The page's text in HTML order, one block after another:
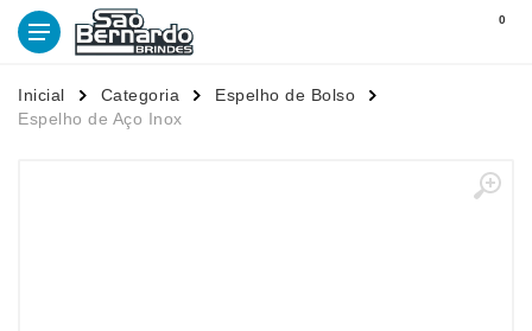
0
Inicial Categoria
Espelho de Bolso
Espelho de Aço Inox